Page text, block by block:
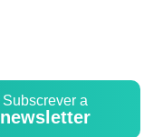
Subscrever a
newsletter